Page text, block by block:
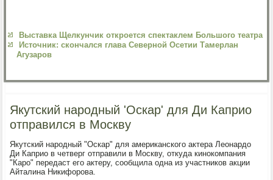
Выставка Щелкунчик откроется спектаклем Большого театра
Источник: скончался глава Северной Осетии Тамерлан
Агузаров
Якутский народный 'Оскар' для Ди Каприо
отправился в Москву
Якутский народный "Оскар" для американского актера Леонардо
Ди Каприо в четверг отправили в Москву, откуда кинокомпания
"Каро" передаст его актеру, сообщила одна из участников акции
Айталина Никифорова.